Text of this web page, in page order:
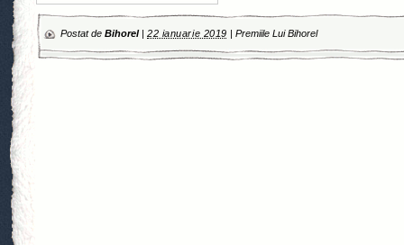
Postat de Bihorel| 22 ianuarie 2019 | Premiile Lui Bihorel